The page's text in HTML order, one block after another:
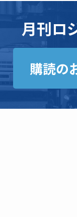
月刊ロ
購読の